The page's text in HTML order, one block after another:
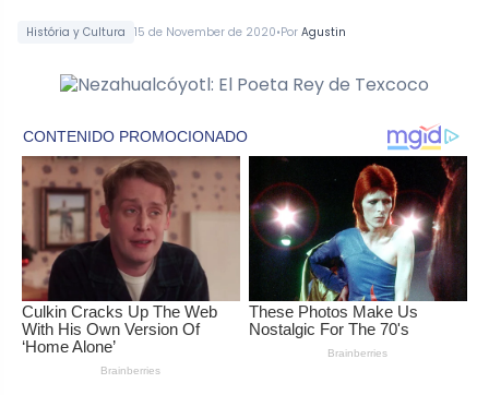
História y Cultura 15 de November de 2020•Por Agustin